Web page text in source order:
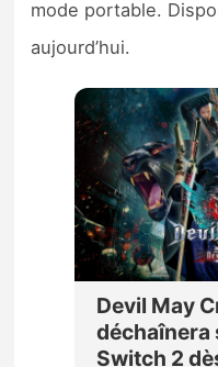
mode portable.
aujourd’hui.